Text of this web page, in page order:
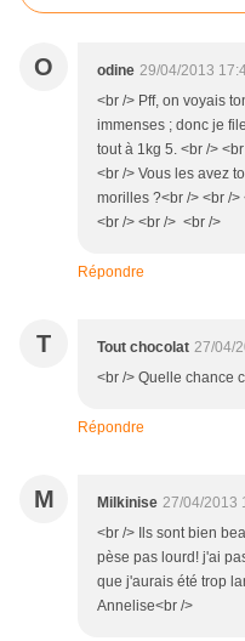
O odine 29/04/2013
<br /> Pff, on voyais
immenses ; donc je
tout à 1kg 5. <br />
<br /> Vous les avez
morilles ?<br /> <br /
<br /> <br /> <br />
Répondre
T Tout chocolat 27/04/
<br /> Quelle chance
Répondre
M Milkinise 27/04/2013
<br /> Ils sont bien
pèse pas lourd! j'ai
que j'aurais été trop
Annelise<br />